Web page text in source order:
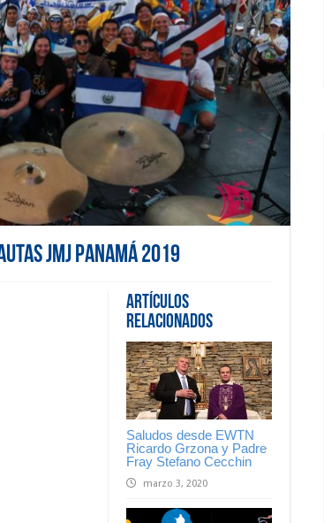
JMJ Panamá 2019
Artículos
Relacionados
Saludos desde EWTN
Ricardo Grzona y Padre
Fray Stefano Cecchin
marzo 3, 2020